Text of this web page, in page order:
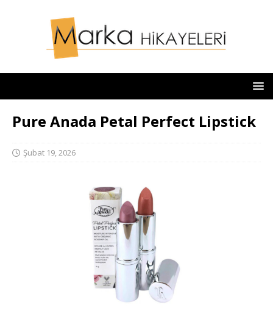
Pure Anada Petal Perfect Lipstick
Şubat 19, 2026